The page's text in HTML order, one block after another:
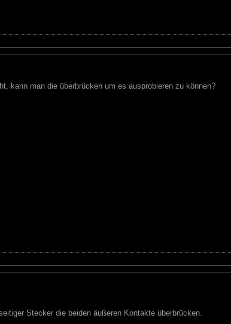
kann man die überbrücken um es ausprobieren zu können?
Stecker die beiden äußeren Kontakte überbrücken.